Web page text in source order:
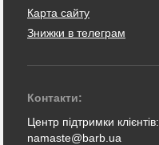
Карта сайту
Знижки в телеграм
Контакти:
Центр підтримки клієнтів:
namaste@barb.ua